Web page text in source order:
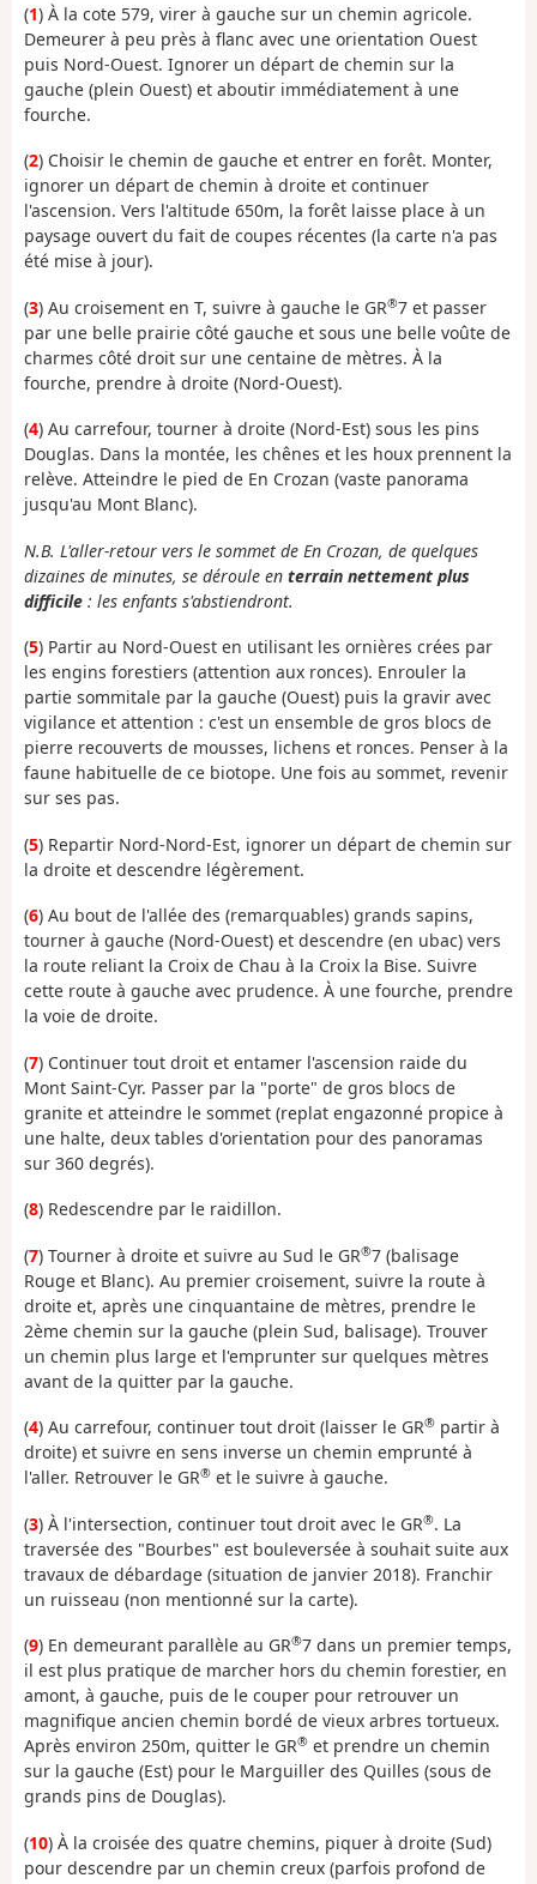
(1) À la cote 579, virer à gauche sur un chemin agricole.
Demeurer à peu près à flanc avec une orientation Ouest
puis Nord-Ouest. Ignorer un départ de chemin sur la
gauche (plein Ouest) et aboutir immédiatement à une
fourche.
(2) Choisir le chemin de gauche et entrer en forêt. Monter,
ignorer un départ de chemin à droite et continuer
l'ascension. Vers l'altitude 650m, la forêt laisse place à un
paysage ouvert du fait de coupes récentes (la carte n'a pas
été mise à jour).
(3) Au croisement en T, suivre à gauche le GR®7 et passer
par une belle prairie côté gauche et sous une belle voûte de
charmes côté droit sur une centaine de mètres. À la
fourche, prendre à droite (Nord-Ouest).
(4) Au carrefour, tourner à droite (Nord-Est) sous les pins
Douglas. Dans la montée, les chênes et les houx prennent la
relève. Atteindre le pied de En Crozan (vaste panorama
jusqu'au Mont Blanc).
N.B. L'aller-retour vers le sommet de En Crozan, de quelques
dizaines de minutes, se déroule en terrain nettement plus
difficile : les enfants s'abstiendront.
(5) Partir au Nord-Ouest en utilisant les ornières crées par
les engins forestiers (attention aux ronces). Enrouler la
partie sommitale par la gauche (Ouest) puis la gravir avec
vigilance et attention : c'est un ensemble de gros blocs de
pierre recouverts de mousses, lichens et ronces. Penser à la
faune habituelle de ce biotope. Une fois au sommet, revenir
sur ses pas.
(5) Repartir Nord-Nord-Est, ignorer un départ de chemin sur
la droite et descendre légèrement.
(6) Au bout de l'allée des (remarquables) grands sapins,
tourner à gauche (Nord-Ouest) et descendre (en ubac) vers
la route reliant la Croix de Chau à la Croix la Bise. Suivre
cette route à gauche avec prudence. À une fourche, prendre
la voie de droite.
(7) Continuer tout droit et entamer l'ascension raide du
Mont Saint-Cyr. Passer par la "porte" de gros blocs de
granite et atteindre le sommet (replat engazonné propice à
une halte, deux tables d'orientation pour des panoramas
sur 360 degrés).
(8) Redescendre par le raidillon.
(7) Tourner à droite et suivre au Sud le GR®7 (balisage
Rouge et Blanc). Au premier croisement, suivre la route à
droite et, après une cinquantaine de mètres, prendre le
2ème chemin sur la gauche (plein Sud, balisage). Trouver
un chemin plus large et l'emprunter sur quelques mètres
avant de la quitter par la gauche.
(4) Au carrefour, continuer tout droit (laisser le GR® partir à
droite) et suivre en sens inverse un chemin emprunté à
l'aller. Retrouver le GR® et le suivre à gauche.
(3) À l'intersection, continuer tout droit avec le GR®. La
traversée des "Bourbes" est bouleversée à souhait suite aux
travaux de débardage (situation de janvier 2018). Franchir
un ruisseau (non mentionné sur la carte).
(9) En demeurant parallèle au GR®7 dans un premier temps,
il est plus pratique de marcher hors du chemin forestier, en
amont, à gauche, puis de le couper pour retrouver un
magnifique ancien chemin bordé de vieux arbres tortueux.
Après environ 250m, quitter le GR® et prendre un chemin
sur la gauche (Est) pour le Marguiller des Quilles (sous de
grands pins de Douglas).
(10) À la croisée des quatre chemins, piquer à droite (Sud)
pour descendre par un chemin creux (parfois profond de